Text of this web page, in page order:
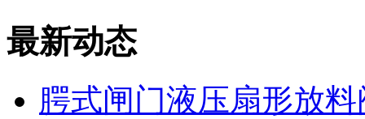
最新动态
腭式闸门液压扇形放